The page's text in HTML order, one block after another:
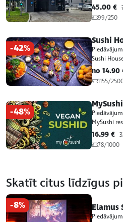
45.00 €
99/250
-42%
Sushi
Sushi
no 14.90
1155/
-48%
MySushi
MySushi
16.99 €
78/1000
Skatīt citus līdzīgus
-8% Elamus